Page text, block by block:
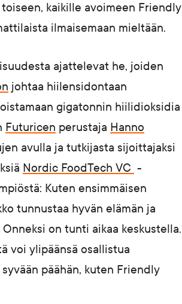
kaikille avoimeen Friendly
ilmaisemaan mieltään.
ajattelevat he, joiden
johtaa hiilensidontaan
gigatonnin hiilidioksidia
Futuricen perustaja Hanno
avulla ja tutkijasta sijoittajaksi
Nordic FoodTech VC -
Kuten ensimmäisen
tunnustaa hyvän elämän ja
on tunti aikaa keskustella.
voi ylipäänsä osallistua
päähän, kuten Friendly